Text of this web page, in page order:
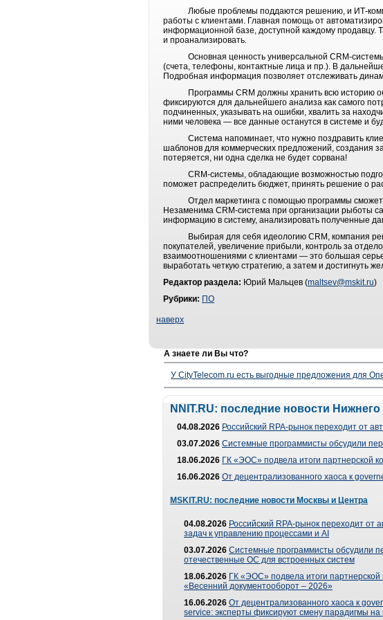
Любые проблемы поддаются решению, и ИТ-
работы с клиентами. Главная помощь от
информационной базе, доступной каждому продавцу.
и проанализировать.
Основная ценность универсальной CRM-системы
(счета, телефоны, контактные лица и пр.). В
Подробная информация позволяет отслеживать
Программы CRM должны хранить всю историю
фиксируются для дальнейшего анализа как самого
подчиненных, указывать на ошибки, хвалить за
ними человека — все данные останутся в системе и
Система напоминает, что нужно поздравить
шаблонов для коммерческих предложений, создания
потеряется, ни одна сделка не будет сорвана!
CRM-системы, обладающие возможностью
поможет распределить бюджет, принять решение о
Отдел маркетинга с помощью программы сможет
Незаменима CRM-система при организации рыботы
информацию в систему, анализировать полученные
Выбирая для себя идеологию CRM, компания
покупателей, увеличение прибыли, контроль за
взаимоотношениями с клиентами — это большая
выработать четкую стратегию, а затем и достигнуть
Редактор раздела: Юрий Мальцев (maltsev@mskit.ru)
Рубрики: ПО
наверх
А знаете ли Вы что?
У CityTelecom.ru есть выгодные предложения для
NNIT.RU: последние новости
04.08.2026 Российский RPA-рынок переходит от
03.07.2026 Системные программисты обсудили
18.06.2026 ГК «ЭОС» подвела итоги партнерской
16.06.2026 От децентрализованного хаоса к
MSKIT.RU: последние новости Москвы и Центра
04.08.2026 Российский RPA-рынок переходит от
задач к управлению процессами и AI
03.07.2026 Системные программисты обсудили
отечественные ОС для встроенных систем
18.06.2026 ГК «ЭОС» подвела итоги
«Весенний документооборот – 2026»
16.06.2026 От децентрализованного хаоса к
service: эксперты фиксируют смену парадигмы